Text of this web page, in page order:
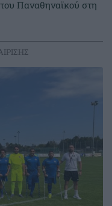
Παναθηναϊκού στη